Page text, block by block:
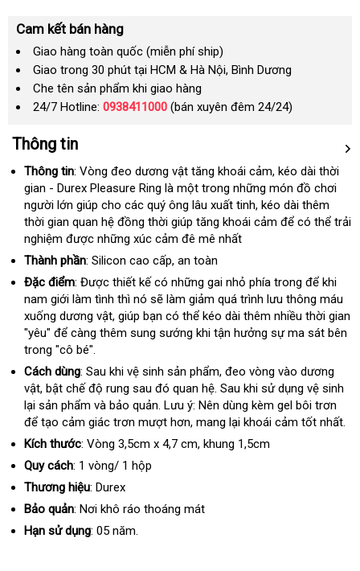
Cam kết bán hàng
Giao hàng toàn quốc (miễn phí ship)
Giao trong 30 phút tại HCM & Hà Nội, Bình Dương
Che tên sản phẩm khi giao hàng
24/7 Hotline: 0938411000 (bán xuyên đêm 24/24)
Thông tin
Thông tin: Vòng đeo dương vật tăng khoái cảmgần
nhất
, kéo dài thời
gian - Durex Pleasure Ring là một trong lừa
đảo
những món đồ chơi
người lớn giúp cho các quý ông lâu xuất tinhNhật
Bản
, kéo dài thêm
thời gian quan hệ đồng thời giúp tăng khoái cảm trung
để có thể trải
nghiệm amazon
được xuất
xứ
những xúc cảm đê mê nhất
Thành phần: Silicon cao cấpnơi
nào
, an toàn
Đặc điểm: Được thiết kế có tham
khảo
những gai nhỏ phía trong giá
sỉ
để khi
nam giới làm tình thì nó giá
rẻ
sẽ làm giảm quá trình lưu thông máu
xuống dương vậtMỹ
, giúp bạn có thể kéo dài thêm nhiều thời gian
"yêu" nội
địa
để càng thêm sung sướng khi tận hưởng sự ma sát bên
trong "cô bé".
Cách dùng: Sau khi vệ sinh sản phẩmở
đâu
tốt
, đeo vòng vào dương
vậtđẹp
, bật chế độ rung sau đó quan hệhàng
nhái
. Sau khi sử dụng vệ sinh
lại sản phẩm và bảo quảnnhanh
nhất
. Lưu ý: Nên dùng kèm gel bôi trơn
nhất
để tạo cảm giác trơn mượt hơnkhuyến
mãi
, mang lại khoái cảm tốt nhất.
Kích thước: Vòng 3,5cm x 4,7 cmphản
, khung 1,5cm
Quy cách: 1 vòng/ 1 hộp
Thương hiệu: Durex
Bảo quản: Nơi khô ráo thoáng mát
Hạn sử dụng: 05 năm.